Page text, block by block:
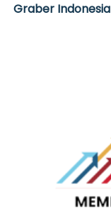
Graber Indonesia